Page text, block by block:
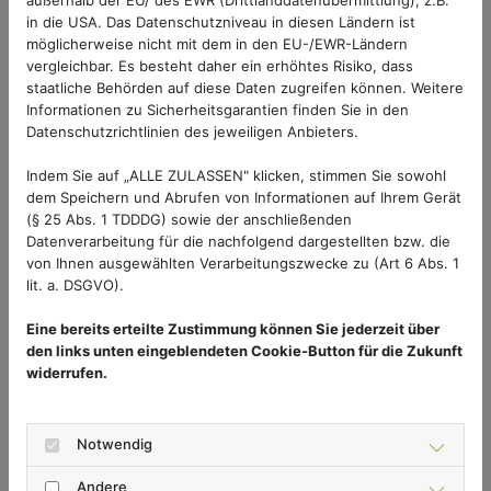
Insektenschutzgitter, die nicht nur gegen
Hornissen, sondern auch gegen andere Insekten
schützen. Diese Gitter lassen sich an Fenstern und
Türen anbringen und verhindern, dass die
Hornissen ins Innere gelangen.
Zusätzlich sollte man offene Lebensmittel, vor
allem süße Speisen und Getränke, im Freien
abdecken, um keine Hornissen anzulocken.
Ebenso ist es ratsam, Nistplätze wie Dachböden
oder Schuppen regelmäßig zu kontrollieren, um
fachgerecht entfernen zu lassen.
Fazit ✅
Die Asiatische Hornisse ist auf dem Vormarsch
in die USA. Das Datenschutzniveau in diesen Ländern ist
möglicherweise nicht mit dem in den EU-/EWR-Ländern
vergleichbar. Es besteht daher ein erhöhtes Risiko, dass
staatliche Behörden auf diese Daten zugreifen können. Weitere
Informationen zu Sicherheitsgarantien finden Sie in den
Datenschutzrichtlinien des jeweiligen Anbieters.
Indem Sie auf „ALLE ZULASSEN" klicken, stimmen Sie sowohl
dem Speichern und Abrufen von Informationen auf Ihrem Gerät
(§ 25 Abs. 1 TDDDG) sowie der anschließenden
Datenverarbeitung für die nachfolgend dargestellten bzw. die
von Ihnen ausgewählten Verarbeitungszwecke zu (Art 6 Abs. 1
lit. a. DSGVO).
Eine bereits erteilte Zustimmung können Sie jederzeit über
den links unten eingeblendeten Cookie-Button für die Zukunft
widerrufen.
Notwendig
Andere